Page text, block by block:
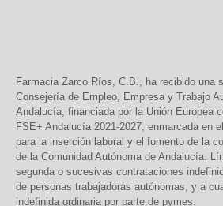
Farmacia Zarco Ríos, C.B., ha recibido una
Consejería de Empleo, Empresa y Trabajo
Andalucía, financiada por la Unión Europea
FSE+ Andalucía 2021-2027, enmarcada en
para la inserción laboral y el fomento de la
de la Comunidad Autónoma de Andalucía.
segunda o sucesivas contrataciones
de personas trabajadoras autónomas, y a
indefinida ordinaria por parte de pymes.